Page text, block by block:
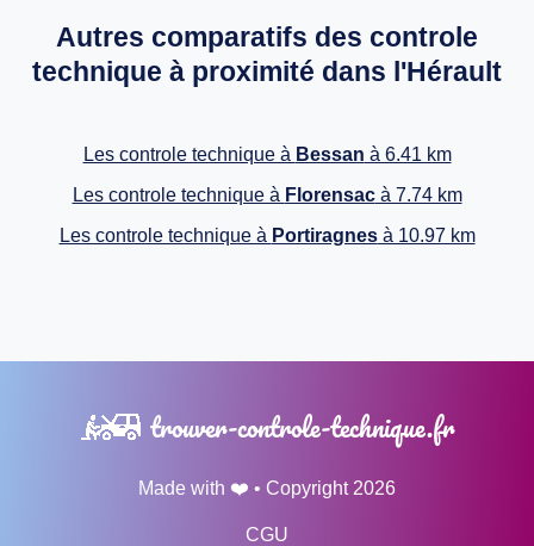
Autres comparatifs des controle
technique à proximité dans l'Hérault
Les controle technique à Bessan à 6.41 km
Les controle technique à Florensacà 7.74 km
Les controle technique à Portiragnesà 10.97 km
trouver-controle-technique.fr
Made with ❤️ • Copyright 2026
CGU